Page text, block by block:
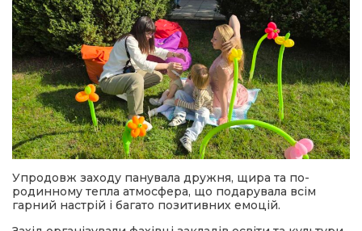
Упродовж заходу панувала дружня, щира та по-
родинному тепла атмосфера, що подарувала всім
гарний настрій і багато позитивних емоцій.